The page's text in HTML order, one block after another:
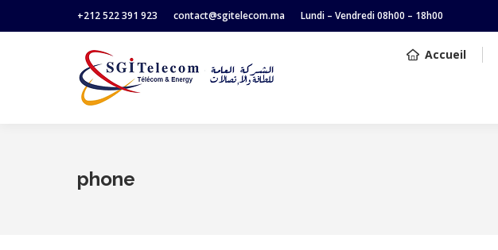
+212 522 391 923 contact@sgitelecom.ma Lundi – Vendredi 08h00 – 18h00
Accueil
phone